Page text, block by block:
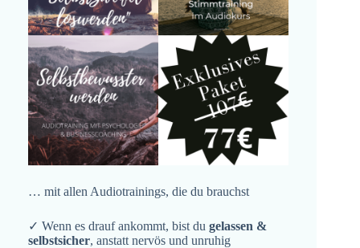
… mit allen Audiotrainings, die du brauchst
✓ Wenn es drauf ankommt, bist du gelassen &
selbstsicher, anstatt nervös und unruhig